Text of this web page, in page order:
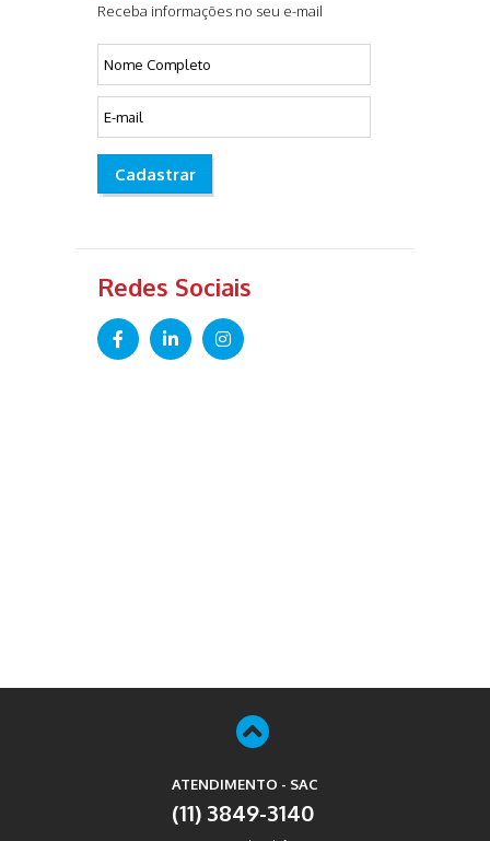
Receba informações no seu e-mail
Cadastrar
Redes Sociais
ATENDIMENTO - SAC
(11) 3849-3140